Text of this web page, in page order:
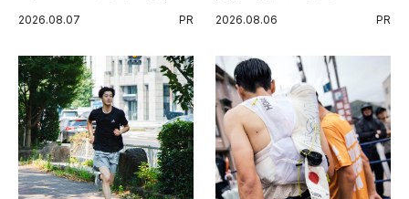
グ習慣。
2026.08.07 PR 2026.08.06 PR